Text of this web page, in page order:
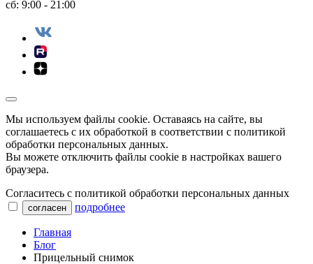
сб: 9:00 - 21:00
Мы используем файлы сookie. Оставаясь на сайте, вы
соглашаетесь с их обработкой в соответствии с политикой
обработки персональных данных.
Вы можете отключить файлы cookie в настройках вашего
браузера.
Согласитесь с политикой обработки персональных данных
согласен подробнее
Главная
Блог
Прицельный снимок